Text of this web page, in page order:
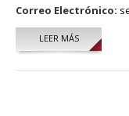
Correo Electrónico:
LEER MÁSSOBRE